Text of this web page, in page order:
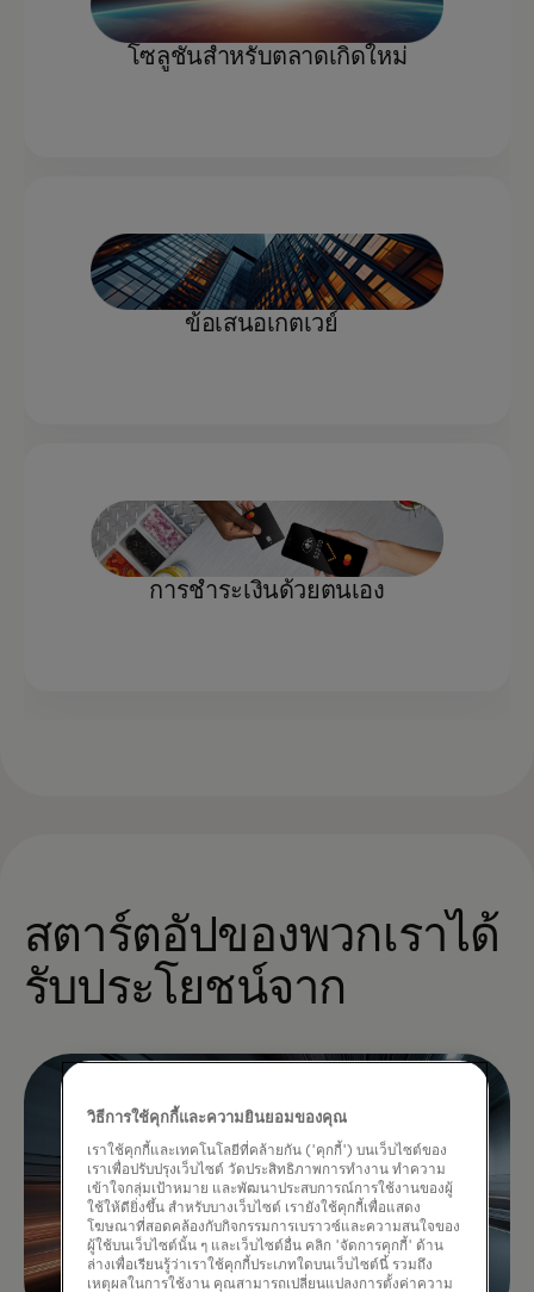
โซลูชันสำหรับตลาดเกิดใหม่
ข้อเสนอเกตเวย์
การชำระเงินด้วยตนเอง
สตาร์ตอัปของพวกเราได้
รับประโยชน์จาก
วิธีการใช้คุกกี้และความยินยอมของคุณ
เราใช้คุกกี้และเทคโนโลยีที่คล้ายกัน ('คุกกี้') บนเว็บไซต์ของ
เราเพื่อปรับปรุงเว็บไซต์ วัดประสิทธิภาพการทำงาน ทำความ
เข้าใจกลุ่มเป้าหมาย และพัฒนาประสบการณ์การใช้งานของผู้
ใช้ให้ดียิ่งขึ้น สำหรับบางเว็บไซต์ เรายังใช้คุกกี้เพื่อแสดง
โฆษณาที่สอดคล้องกับกิจกรรมการเบราวซ์และความสนใจของ
ผู้ใช้บนเว็บไซต์นั้น ๆ และเว็บไซต์อื่น คลิก 'จัดการคุกกี้' ด้าน
ล่างเพื่อเรียนรู้ว่าเราใช้คุกกี้ประเภทใดบนเว็บไซต์นี้ รวมถึง
เหตุผลในการใช้งาน คุณสามารถเปลี่ยนแปลงการตั้งค่าความ